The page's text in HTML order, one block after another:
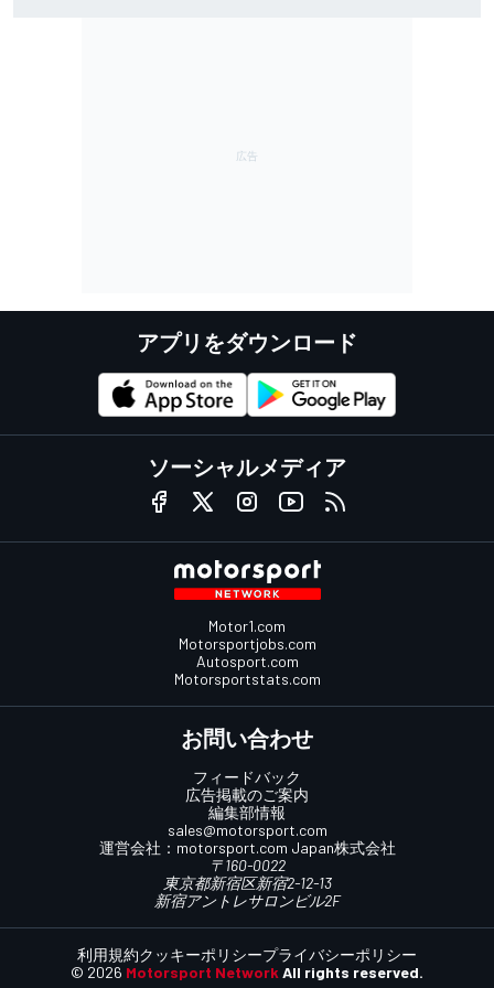
アプリをダウンロード
ソーシャルメディア
Motor1.com
Motorsportjobs.com
Autosport.com
Motorsportstats.com
お問い合わせ
フィードバック
広告掲載のご案内
編集部情報
sales@motorsport.com
運営会社： motorsport.com Japan株式会社
〒160-0022
東京都新宿区新宿2-12-13
新宿アントレサロンビル2F
© 2026 Motorsport Network All rights reserved.
利用規約クッキーポリシープライバシーポリシー